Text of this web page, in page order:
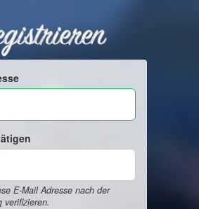
E-Mail Adresse nach der
verifizieren.